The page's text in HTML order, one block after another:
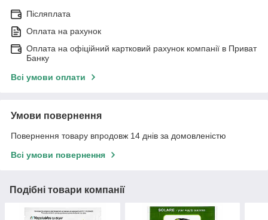
Післяплата
Оплата на рахунок
Оплата на офіційний картковий рахунок компанії в Приват
Банку
Всі умови оплати
Умови повернення
Повернення товару впродовж 14 днів за домовленістю
Всі умови повернення
Подібні товари компанії